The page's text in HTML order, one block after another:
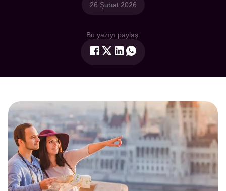
26 Şubat 2026
Bu yazıyı paylaş: